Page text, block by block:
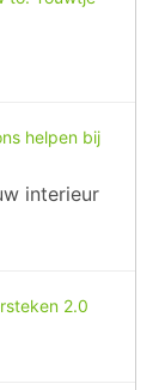
helpen bij
interieur
2.0